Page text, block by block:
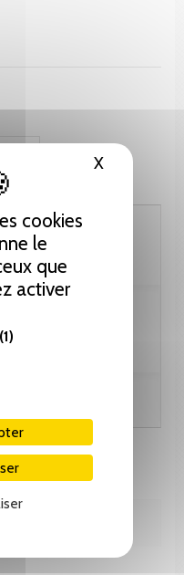
cookies
le
que
activer
(1)
XMasquer